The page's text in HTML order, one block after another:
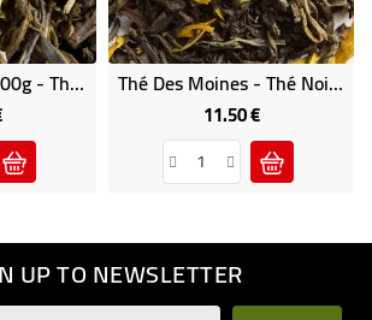
Jasmin Yin Hao 100g - Thé Vert Parfumé
Price
Thé Des Moines - Thé Noir Et Vert Vrac Parfumé Palais Des Thés
11.50 €Price
UP TO NEWSLETTER